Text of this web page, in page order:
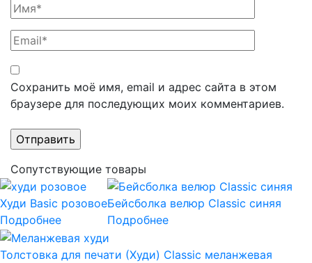
Сохранить моё имя, email и адрес сайта в этом
браузере для последующих моих комментариев.
Сопутствующие товары
Худи Basic розовое
Подробнее
Бейсболка велюр Classic синяя
Подробнее
Толстовка для печати (Худи) Classic меланжевая